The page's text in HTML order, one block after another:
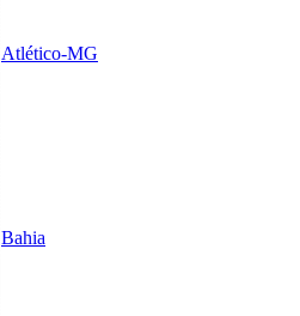
Atlético-MG
Bahia